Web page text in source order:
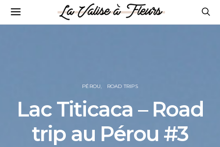
PÉROU ROAD TRIPS
Lac Titicaca – Road
trip au Pérou #3